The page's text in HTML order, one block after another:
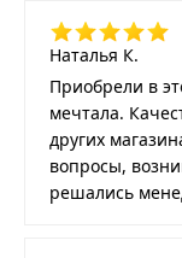
Наталья К.
Приобрели в
мечтала.
других
вопросы,
решались